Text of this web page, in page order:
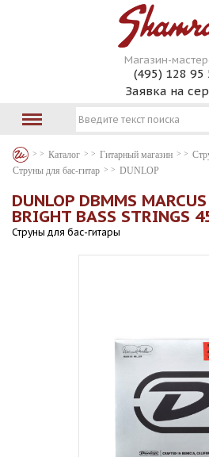
Магазин-
(495) 128 95
Заявка на
Каталог Гитарный магазин
Струны для бас-гитар
DUNLOP
DUNLOP DBMMS
BRIGHT BASS STRINGS
Струны для бас-гитары